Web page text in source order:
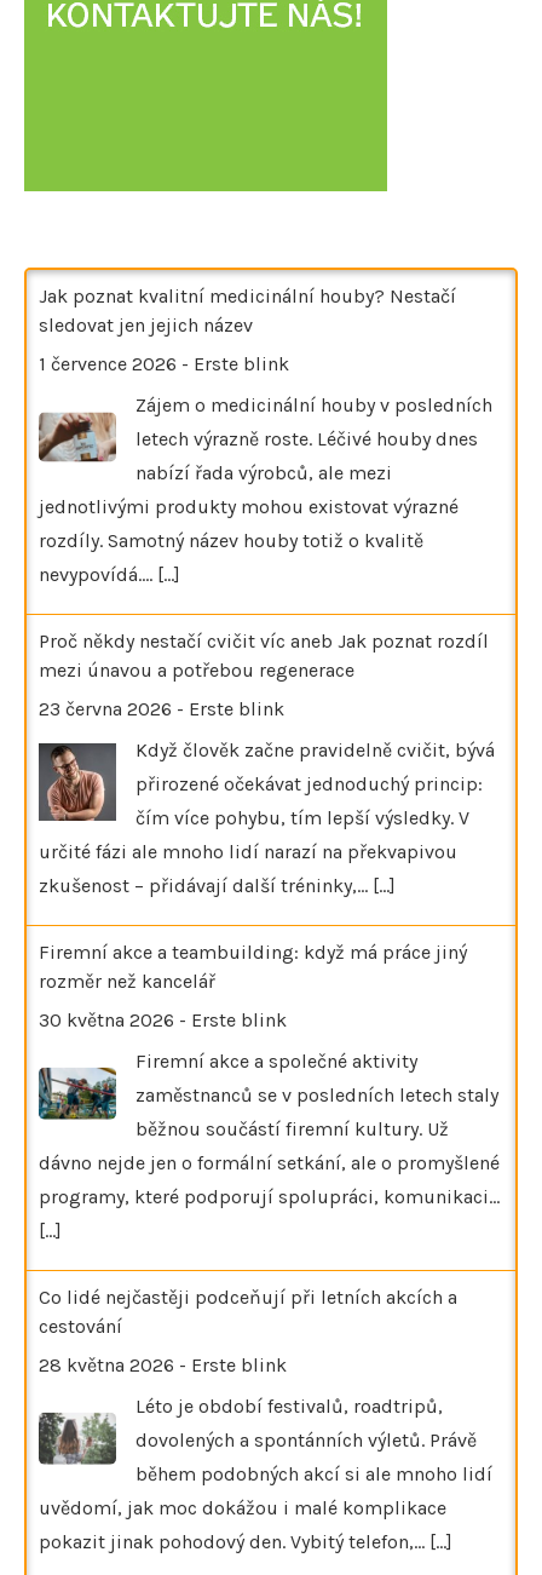
Jak poznat kvalitní medicinální houby? Nestačí
sledovat jen jejich název
1 července 2026 - Erste blink
Zájem o medicinální houby v posledních
letech výrazně roste. Léčivé houby dnes
nabízí řada výrobců, ale mezi
jednotlivými produkty mohou existovat výrazné
rozdíly. Samotný název houby totiž o kvalitě
nevypovídá.… [...]
Proč někdy nestačí cvičit víc aneb Jak poznat rozdíl
mezi únavou a potřebou regenerace
23 června 2026 - Erste blink
Když člověk začne pravidelně cvičit, bývá
přirozené očekávat jednoduchý princip:
čím více pohybu, tím lepší výsledky. V
určité fázi ale mnoho lidí narazí na překvapivou
zkušenost – přidávají další tréninky,… [...]
Firemní akce a teambuilding: když má práce jiný
rozměr než kancelář
30 května 2026 - Erste blink
Firemní akce a společné aktivity
zaměstnanců se v posledních letech staly
běžnou součástí firemní kultury. Už
dávno nejde jen o formální setkání, ale o promyšlené
programy, které podporují spolupráci, komunikaci…
[...]
Co lidé nejčastěji podceňují při letních akcích a
cestování
28 května 2026 - Erste blink
Léto je období festivalů, roadtripů,
dovolených a spontánních výletů. Právě
během podobných akcí si ale mnoho lidí
uvědomí, jak moc dokážou i malé komplikace
pokazit jinak pohodový den. Vybitý telefon,… [...]